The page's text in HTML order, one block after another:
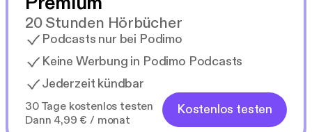
20 Stunden Hörbücher
Podcasts nur bei Podimo
Keine Werbung in Podimo Podcasts
Jederzeit kündbar
30 Tage kostenlos testen
Dann 4,99 € / monat
Kostenlos testen